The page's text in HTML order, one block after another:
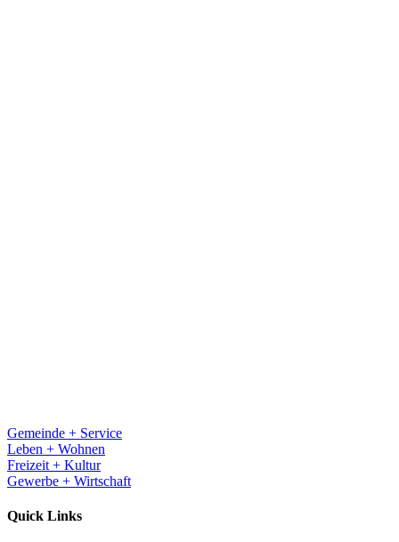
Gemeinde + Service
Leben + Wohnen
Freizeit + Kultur
Gewerbe + Wirtschaft
Quick Links